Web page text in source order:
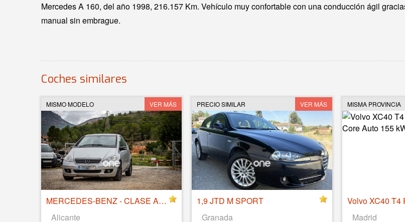
Mercedes A 160, del año 1998, 216.157 Km. Vehículo muy confortable con una conducción ágil
manual sin embrague.
Coches similares
MISMO MODELO VER MÁS
MERCEDES-BENZ - CLASE A A 180 CDI ELEGANCE
Alicante
PRECIO SIMILAR VER MÁS
1,9 JTD M SPORT
Granada
MISMA PROVINCIA
Madrid